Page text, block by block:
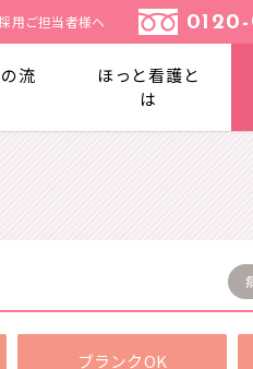
用ご担当者様へ 0120-
流
ほっと看護と
は
ブランクOK